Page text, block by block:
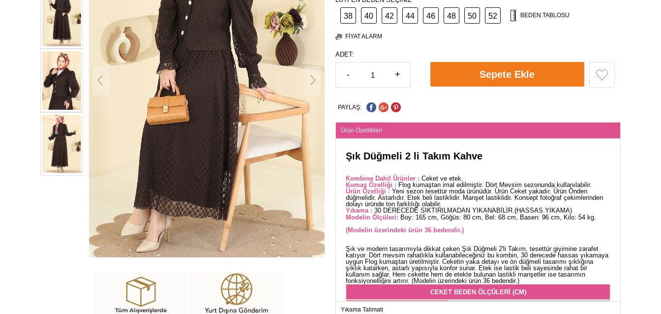
38 40 42 44 46 48 50 52 BEDEN TABLOSU
FIYAT ALARM
ADET:
- + Sepete Ekle
PAYLAŞ:
Ürün Özellikleri
Şık Düğmeli 2 li Takım Kahve
Kombine Dahil Ürünler : Ceket ve etek.
Kumaş Özelliği : Flog kumaştan imal edilmiştir. Dört Mevsim sezonunda kullanılabilir.
Ürün Özelliği : Yeni sezon tesettür moda ürünüdür. Ürün Ceket yakadır. Ürün Önden
düğmelidir. Astarlıdır. Etek beli lastiklidir. Manşet lastiklidir. Konsept fotoğraf çekimlerinden
dolayı üründe ton farklılığı olabilir.
Yıkama : 30 DERECEDE SIKTIRILMADAN YIKANABİLİR.(HASSAS YIKAMA)
Modelin Ölçüleri: Boy: 165 cm, Göğüs: 80 cm, Bel: 68 cm, Basen: 96 cm, Kilo: 54 kg.
(Modelin üzerindeki ürün 36 bedendir.)
Şık ve modern tasarımıyla dikkat çeken Şık Düğmeli 2'li Takım, tesettür giyimine zarafet
katıyor. Dört mevsim rahatlıkla kullanabileceğiniz bu kombin, 30 derecede hassas yıkamaya
uygun Flog kumaştan üretilmiştir. Ceketin yaka detayı ve ön düğmeli tasarımı şıklığına
şıklık katarken, astarlı yapısıyla konfor sunar. Etek ise lastik beli sayesinde rahat bir
kullanım sağlar. Hem cekette hem de etekte bulunan lastikli manşetler ise tasarımın
fonksiyonelliğini artırır. (Modelin üzerindeki ürün 36 bedendir.)
CEKET BEDEN ÖLÇÜLERİ (CM)
Yıkama Talimatı